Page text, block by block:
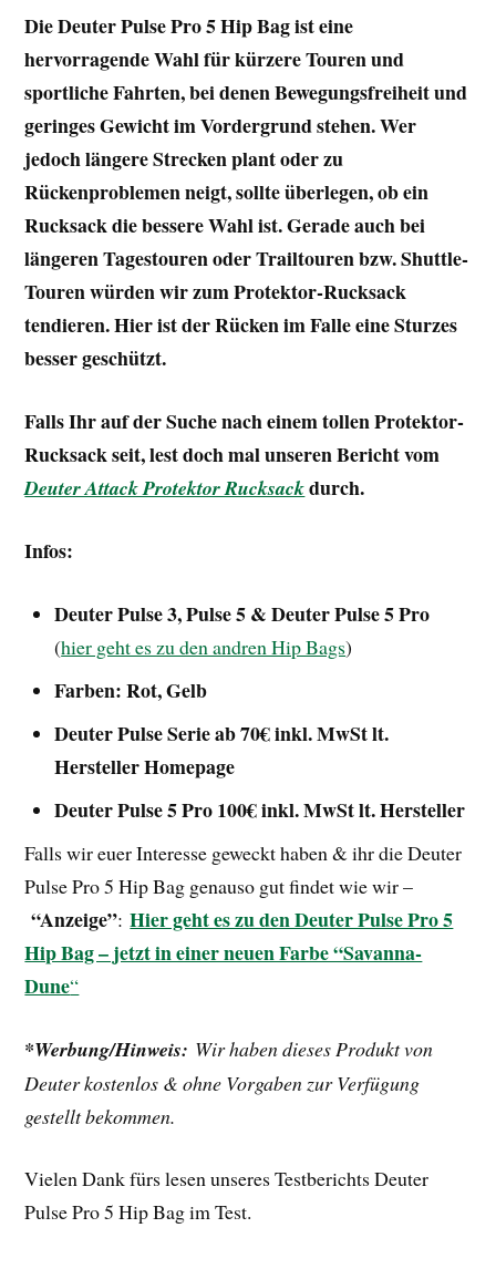
Die Deuter Pulse Pro 5 Hip Bag ist eine
hervorragende Wahl für kürzere Touren und
sportliche Fahrten, bei denen Bewegungsfreiheit und
geringes Gewicht im Vordergrund stehen. Wer
jedoch längere Strecken plant oder zu
Rückenproblemen neigt, sollte überlegen, ob ein
Rucksack die bessere Wahl ist. Gerade auch bei
längeren Tagestouren oder Trailtouren bzw. Shuttle-
Touren würden wir zum Protektor-Rucksack
tendieren. Hier ist der Rücken im Falle eine Sturzes
besser geschützt.
Falls Ihr auf der Suche nach einem tollen Protektor-
Rucksack seit, lest doch mal unseren Bericht vom
Deuter Attack Protektor Rucksackdurch.
Infos:
Deuter Pulse 3, Pulse 5 & Deuter Pulse 5 Pro
(hier geht es zu den andren Hip Bags)
Farben: Rot, Gelb
Deuter Pulse Serie ab 70€ inkl. MwSt lt.
Hersteller Homepage
Deuter Pulse 5 Pro 100€ inkl. MwSt lt. Hersteller
Falls wir euer Interesse geweckt haben & ihr die Deuter
Pulse Pro 5 Hip Bag genauso gut findet wie wir –
“Anzeige”:Hier geht es zu den Deuter Pulse Pro 5
Hip Bag – jetzt in einer neuen Farbe “Savanna-
Dune“
*Werbung/Hinweis: Wir haben dieses Produkt von
Deuter kostenlos & ohne Vorgaben zur Verfügung
gestellt bekommen.
Vielen Dank fürs lesen unseres Testberichts Deuter
Pulse Pro 5 Hip Bag im Test.